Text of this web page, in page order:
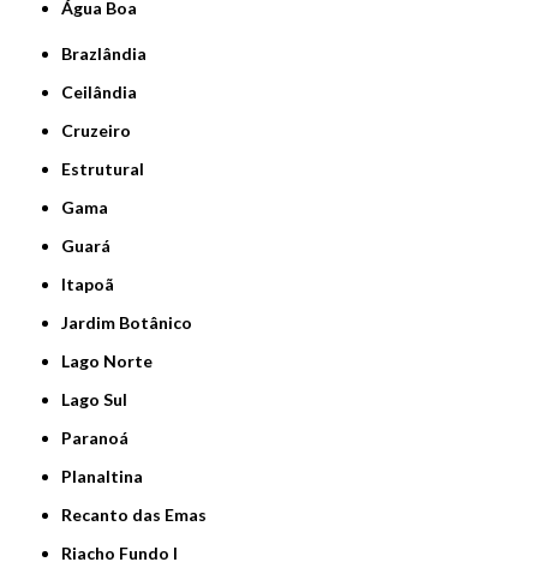
Água Boa
Brazlândia
Ceilândia
Cruzeiro
Estrutural
Gama
Guará
Itapoã
Jardim Botânico
Lago Norte
Lago Sul
Paranoá
Planaltina
Recanto das Emas
Riacho Fundo I